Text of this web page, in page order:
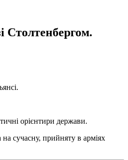
Столтенбергом.
орієнтири держави.
сучасну, прийняту в арміях